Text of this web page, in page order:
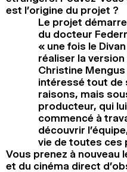
est l’origine du projet ?
Le projet
du docteur
« une fois le
réaliser la version
Christine Mengus
intéressé tout de
raisons, mais
producteur, qui
commencé à
découvrir
vie de toutes ces
Vous prenez à nouveau
et du cinéma direct